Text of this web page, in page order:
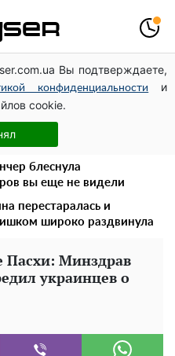
Вы подтверждаете,
конфиденциальности
и
cookie.
и коммунальные
народ "ломают" в
позах заставила
– было только началом
блеснула
вы еще не видели
перестаралась и
широко раздвинула
Пасхи: Минздрав
украинцев о